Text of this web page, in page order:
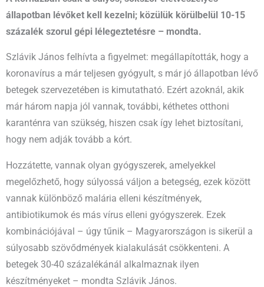
állapotban lévőket kell kezelni; közülük körülbelül 10-15
százalék szorul gépi lélegeztetésre – mondta.
Szlávik János felhívta a figyelmet: megállapították, hogy a
koronavírus a már teljesen gyógyult, s már jó állapotban lévő
betegek szervezetében is kimutatható. Ezért azoknál, akik
már három napja jól vannak, további, kéthetes otthoni
karanténra van szükség, hiszen csak így lehet biztosítani,
hogy nem adják tovább a kórt.
Hozzátette, vannak olyan gyógyszerek, amelyekkel
megelőzhető, hogy súlyossá váljon a betegség, ezek között
vannak különböző malária elleni készítmények,
antibiotikumok és más vírus elleni gyógyszerek. Ezek
kombinációjával – úgy tűnik – Magyarországon is sikerül a
súlyosabb szövődmények kialakulását csökkenteni. A
betegek 30-40 százalékánál alkalmaznak ilyen
készítményeket – mondta Szlávik János.